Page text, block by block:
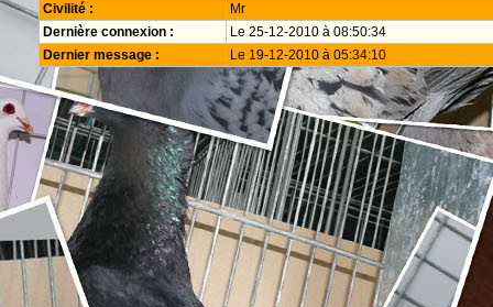
Civilité :
Mr
Dernière connexion :
Le 25-12-2010 à 08:50:34
Dernier message :
Le 19-12-2010 à 05:34:10